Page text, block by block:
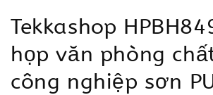
Tekkashop
họp văn phòng
công nghiệp sơn